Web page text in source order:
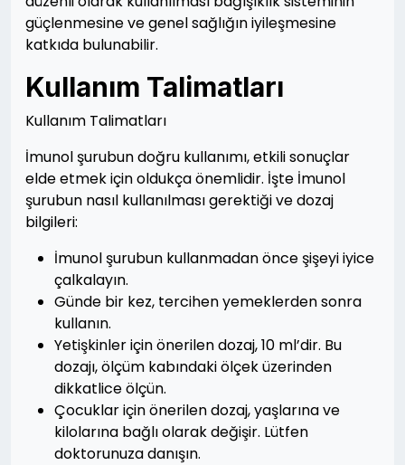
güçlenmesine ve genel sağlığın iyileşmesine
katkıda bulunabilir.
Kullanım Talimatları
Kullanım Talimatları
İmunol şurubun doğru kullanımı, etkili sonuçlar
elde etmek için oldukça önemlidir. İşte İmunol
şurubun nasıl kullanılması gerektiği ve dozaj
bilgileri:
İmunol şurubun kullanmadan önce şişeyi iyice
çalkalayın.
Günde bir kez, tercihen yemeklerden sonra
kullanın.
Yetişkinler için önerilen dozaj, 10 ml’dir. Bu
dozajı, ölçüm kabındaki ölçek üzerinden
dikkatlice ölçün.
Çocuklar için önerilen dozaj, yaşlarına ve
kilolarına bağlı olarak değişir. Lütfen
doktorunuza danışın.